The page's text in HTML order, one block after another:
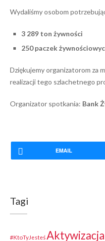
Wydaliśmy osobom
3 289 ton żywności
250 paczek
Dziękujemy organizatorom za
realizacji tego szlachetnego
Organizator spotkania: Bank
EMAIL
Tagi
#KtoTyJesteśAktywizacja